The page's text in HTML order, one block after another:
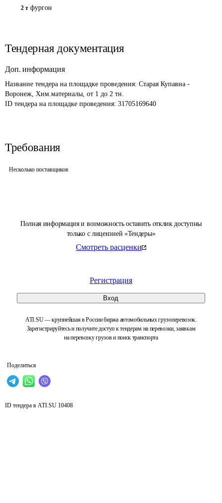
Полная информация и возможность оставить отклик доступны
только с лицензией «Тендеры»
Смотреть расценки
Регистрация
Вход
ATI.SU — крупнейшая в России биржа автомобильных грузоперевозок.
Зарегистрируйтесь и получите доступ к тендерам на перевозки, заявкам
на перевозку грузов и поиск транспорта
Поделиться
2 т фургон
Тендерная документация
Доп. информация
Название тендера на площадке проведения: Старая Купавна -
Воронеж, Хим.материалы, от 1 до 2 тн.
ID тендера на площадке проведения: 31705169640
Требования
Несколько поставщиков
ID тендера в ATI.SU 10408